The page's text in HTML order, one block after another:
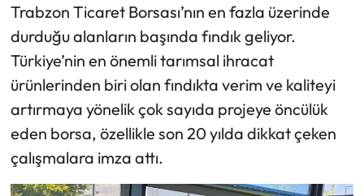
Trabzon Ticaret Borsası’nın en fazla üzerinde
durduğu alanların başında fındık geliyor.
Türkiye’nin en önemli tarımsal ihracat
ürünlerinden biri olan fındıkta verim ve kaliteyi
artırmaya yönelik çok sayıda projeye öncülük
eden borsa, özellikle son 20 yılda dikkat çeken
çalışmalara imza attı.